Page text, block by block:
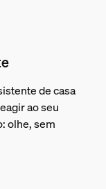
de casa
ao seu
olhe, sem